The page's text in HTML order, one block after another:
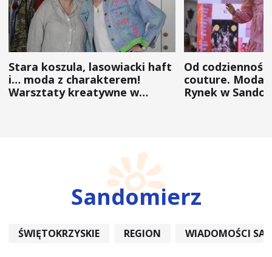
Stara koszula, lasowiacki haft
i… moda z charakterem!
Warsztaty kreatywne w
Od
couture. Moda
Rynek w
Sandomierz
ŚWIĘTOKRZYSKIE REGION WIADOMOŚCI